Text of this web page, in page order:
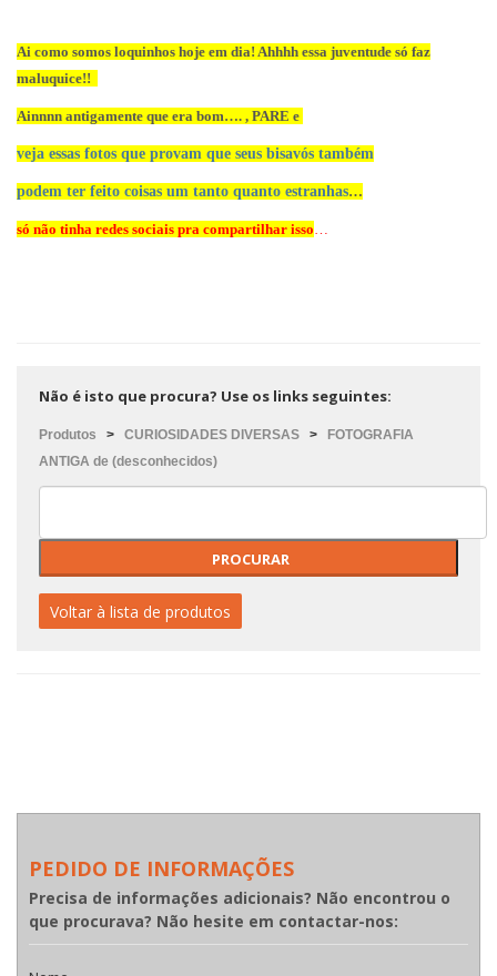
Ai como somos loquinhos hoje em dia! Ahhhh essa juventude só faz
maluquice!!
Ainnnn antigamente que era bom…. , PARE e
veja essas fotos que provam que seus bisavós também
podem ter feito coisas um tanto quanto estranhas…
só não tinha redes sociais pra compartilhar isso…
Não é isto que procura? Use os links seguintes:
Produtos > CURIOSIDADES DIVERSAS >
FOTOGRAFIA
ANTIGA de (desconhecidos)
Voltar à lista de produtos
PEDIDO DE INFORMAÇÕES
Precisa de informações adicionais? Não encontrou o
que procurava? Não hesite em contactar-nos: